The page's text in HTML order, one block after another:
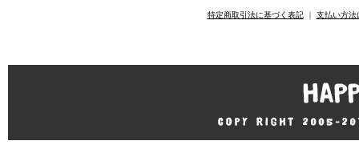
特定商取引法に基づく表記｜ 支払い方法